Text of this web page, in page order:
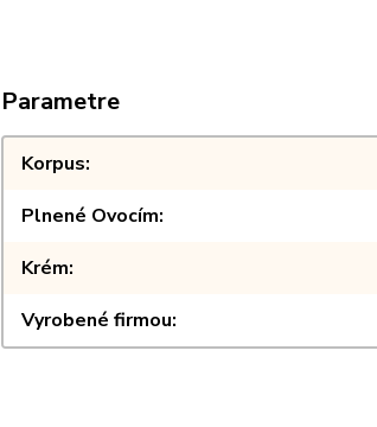
Parametre
Korpus
Plnené Ovocím
Krém
Vyrobené firmou